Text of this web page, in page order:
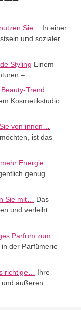
Sie… In einer
und sozialer
Styling Einem
–…
Beauty-Trend…
Kosmetikstudio:
von innen…
ist das
Energie…
genug
Sie mit… Das
und verleiht
Parfum zum…
der Parfümerie
richtige… Ihre
und äußeren…